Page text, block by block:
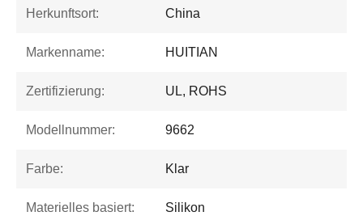
Herkunftsort: China
Markenname: HUITIAN
Zertifizierung: UL, ROHS
Modellnummer: 9662
Farbe: Klar
Materielles basiert: Silikon